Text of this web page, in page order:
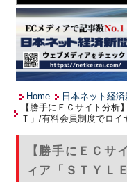
Home 日本ネット経済
【勝手にＥＣサイト分
Ｔ」/有料会員制度でロイ
【勝手にＥＣ
ィア「ＳＴＹＬ